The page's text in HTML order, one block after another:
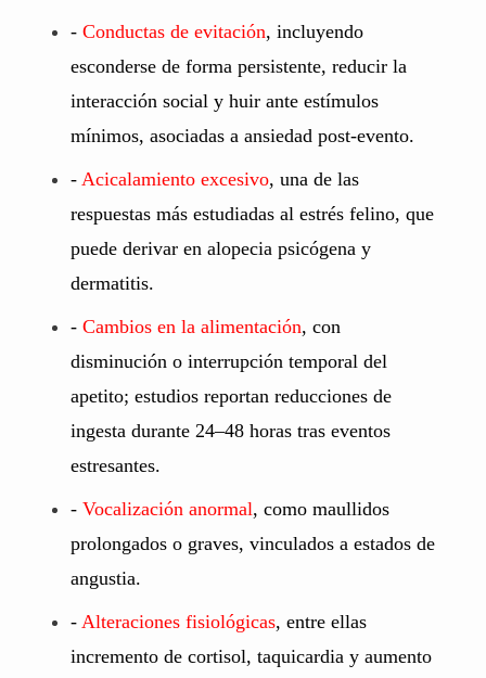
- Conductas de evitación, incluyendo
esconderse de forma persistente, reducir la
interacción social y huir ante estímulos
mínimos, asociadas a ansiedad post-evento.
- Acicalamiento excesivo, una de las
respuestas más estudiadas al estrés felino, que
puede derivar en alopecia psicógena y
dermatitis.
- Cambios en la alimentación, con
disminución o interrupción temporal del
apetito; estudios reportan reducciones de
ingesta durante 24–48 horas tras eventos
estresantes.
- Vocalización anormal, como maullidos
prolongados o graves, vinculados a estados de
angustia.
- Alteraciones fisiológicas, entre ellas
incremento de cortisol, taquicardia y aumento